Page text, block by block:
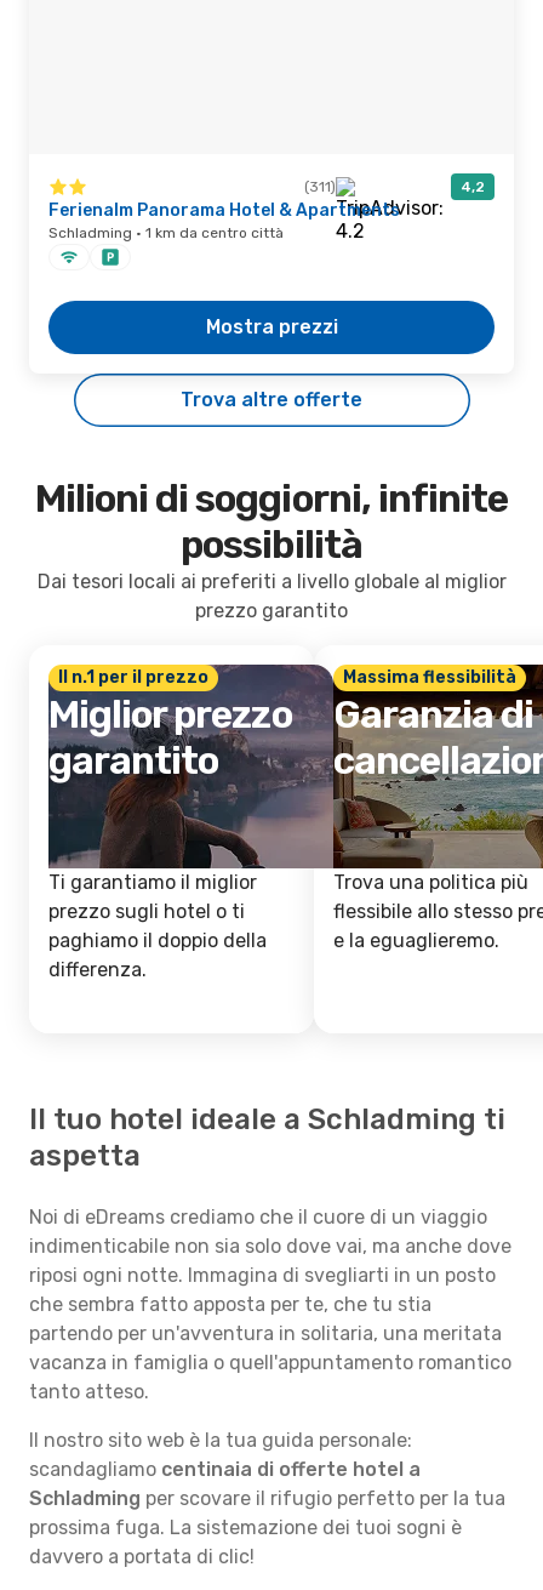
(311) 4,2
Ferienalm Panorama Hotel & Apartments
Schladming · 1 km da centro città
Mostra prezzi
Trova altre offerte
Milioni di soggiorni, infinite
possibilità
Dai tesori locali ai preferiti a livello globale al miglior
prezzo garantito
Il n.1 per il prezzo
Miglior prezzo
garantito
Ti garantiamo il miglior
prezzo sugli hotel o ti
paghiamo il doppio della
differenza.
Massima flessibilità
Garanzia di
Trova una politica più
flessibile allo stesso
e la eguaglieremo.
Il tuo hotel ideale a Schladming ti
aspetta
Noi di eDreams crediamo che il cuore di un viaggio
indimenticabile non sia solo dove vai, ma anche dove
riposi ogni notte. Immagina di svegliarti in un posto
che sembra fatto apposta per te, che tu stia
partendo per un'avventura in solitaria, una meritata
vacanza in famiglia o quell'appuntamento romantico
tanto atteso.
Il nostro sito web è la tua guida personale:
scandagliamo centinaia di offerte hotel a
Schladming per scovare il rifugio perfetto per la tua
prossima fuga. La sistemazione dei tuoi sogni è
davvero a portata di clic!